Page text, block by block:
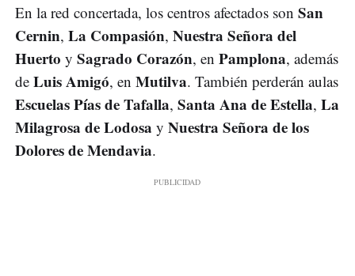
En la red concertada, los centros afectados son San
Cernin, La Compasión, Nuestra Señora del
Huerto y Sagrado Corazón, en Pamplona, además
de Luis Amigó, en Mutilva. También perderán aulas
Escuelas Pías de Tafalla, Santa Ana de Estella, La
Milagrosa de Lodosa y Nuestra Señora de los
Dolores de Mendavia.